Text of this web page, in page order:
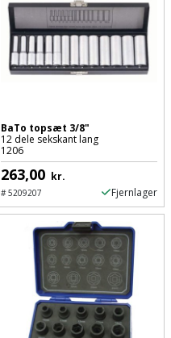
BaTo topsæt 3/8"
12 dele sekskant lang
1206
263,00 kr.
#5209207 Fjernlager